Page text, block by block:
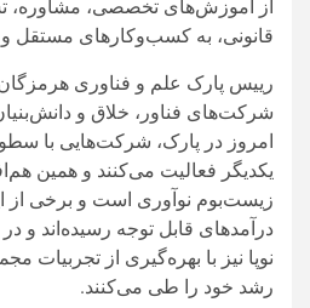
نصیری با اشاره به نقش
مصنوعی، در آینده رسانه‌ها تصریح
به حوزه رسانه می‌تواند ارزش
زمینه شکل‌گیری کسب‌وکارهای
فراهم سازد.
وی از مدیران مسئول، خبرنگاران
دعوت کرد با بهره‌گیری از
ایده‌های نوآورانه خود را به
نصیری اعلام کرد: پارک علم و